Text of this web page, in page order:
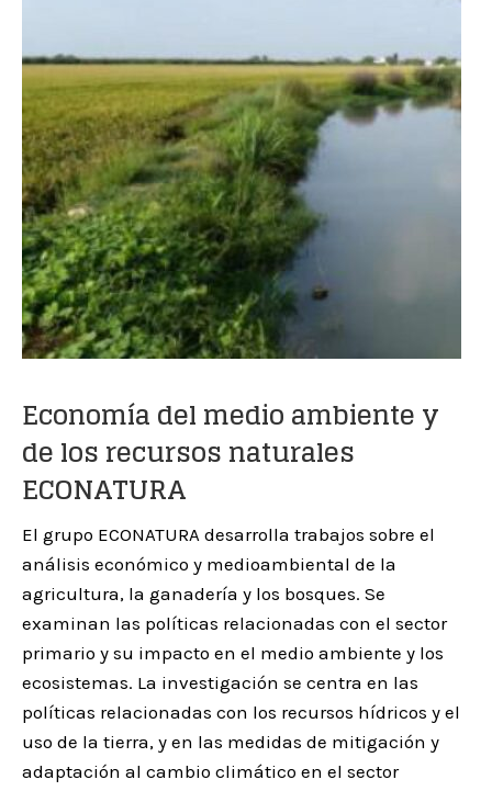
Economía del medio ambiente y
de los recursos naturales
ECONATURA
El grupo ECONATURA desarrolla trabajos sobre el
análisis económico y medioambiental de la
agricultura, la ganadería y los bosques. Se
examinan las políticas relacionadas con el sector
primario y su impacto en el medio ambiente y los
ecosistemas. La investigación se centra en las
políticas relacionadas con los recursos hídricos y el
uso de la tierra, y en las medidas de mitigación y
adaptación al cambio climático en el sector